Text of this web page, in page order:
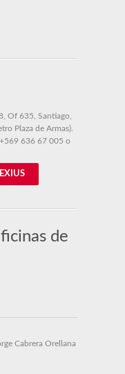
Of 635, Santiago,
Plaza de Armas).
+569 636 67 005 o
de
Cabrera Orellana